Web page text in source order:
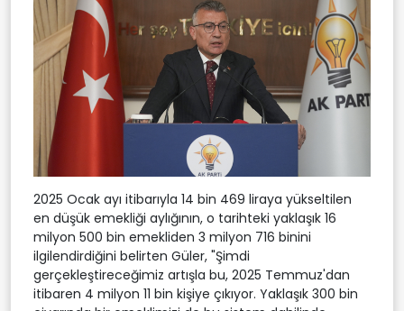
2025 Ocak ayı itibarıyla 14 bin 469 liraya yükseltilen
en düşük emekliği aylığının, o tarihteki yaklaşık 16
milyon 500 bin emekliden 3 milyon 716 binini
ilgilendirdiğini belirten Güler, "Şimdi
gerçekleştireceğimiz artışla bu, 2025 Temmuz'dan
itibaren 4 milyon 11 bin kişiye çıkıyor. Yaklaşık 300 bin